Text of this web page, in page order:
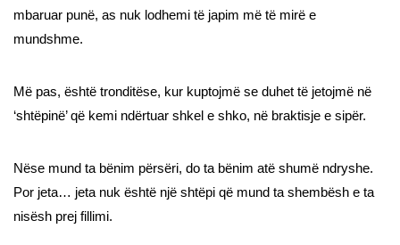
mbaruar punë, as nuk lodhemi të japim më të mirë e
mundshme.
Më pas, është tronditëse, kur kuptojmë se duhet të jetojmë në
‘shtëpinë’ që kemi ndërtuar shkel e shko, në braktisje e sipër.
Nëse mund ta bënim përsëri, do ta bënim atë shumë ndryshe.
Por jeta… jeta nuk është një shtëpi që mund ta shembësh e ta
nisësh prej fillimi.